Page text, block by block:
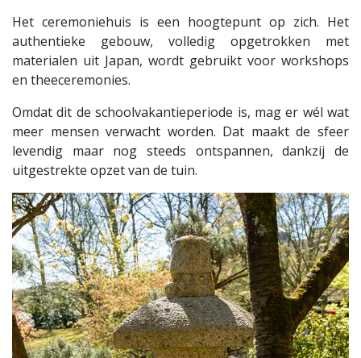
Het ceremoniehuis is een hoogtepunt op zich. Het
authentieke gebouw, volledig opgetrokken met
materialen uit Japan, wordt gebruikt voor workshops
en theeceremonies.
Omdat dit de schoolvakantieperiode is, mag er wél wat
meer mensen verwacht worden. Dat maakt de sfeer
levendig maar nog steeds ontspannen, dankzij de
uitgestrekte opzet van de tuin.